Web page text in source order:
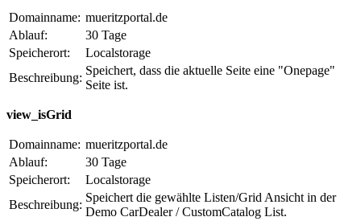
Domainname: mueritzportal.de
Ablauf:
30 Tage
Speicherort:
Localstorage
Beschreibung:
Speichert, dass die aktuelle Seite eine "Onepage"
Seite ist.
view_isGrid
Domainname: mueritzportal.de
Ablauf:
30 Tage
Speicherort:
Localstorage
Beschreibung:
Speichert die gewählte Listen/Grid Ansicht in der
Demo CarDealer / CustomCatalog List.